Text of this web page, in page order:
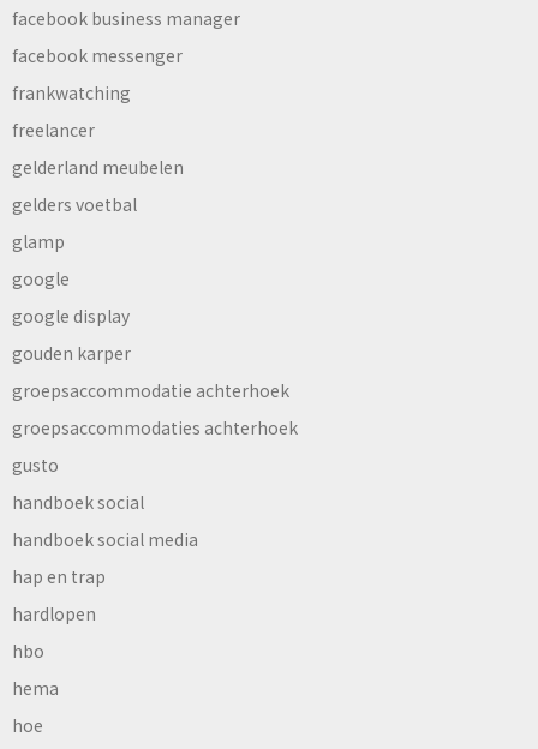
facebook business manager
facebook messenger
frankwatching
freelancer
gelderland meubelen
gelders voetbal
glamp
google
google display
gouden karper
groepsaccommodatie achterhoek
groepsaccommodaties achterhoek
gusto
handboek social
handboek social media
hap en trap
hardlopen
hbo
hema
hoe